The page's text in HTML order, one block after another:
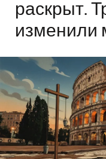
раскрыт.
изменили